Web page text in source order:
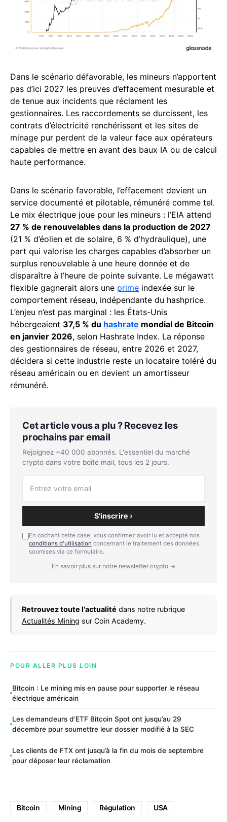
Dans le scénario défavorable, les mineurs n’apportent
pas d’ici 2027 les preuves d’effacement mesurable et
de tenue aux incidents que réclament les
gestionnaires. Les raccordements se durcissent, les
contrats d’électricité renchérissent et les sites de
minage pur perdent de la valeur face aux opérateurs
capables de mettre en avant des baux IA ou de calcul
haute performance.
Dans le scénario favorable, l’effacement devient un
service documenté et pilotable, rémunéré comme tel.
Le mix électrique joue pour les mineurs : l’EIA attend
27 % de renouvelables dans la production de 2027
(21 % d’éolien et de solaire, 6 % d’hydraulique), une
part qui valorise les charges capables d’absorber un
surplus renouvelable à une heure donnée et de
disparaître à l’heure de pointe suivante. Le mégawatt
flexible gagnerait alors une prime indexée sur le
comportement réseau, indépendante du hashprice.
L’enjeu n’est pas marginal : les États-Unis
hébergeaient 37,5 % du hashrate mondial de Bitcoin
en janvier 2026, selon Hashrate Index. La réponse
des gestionnaires de réseau, entre 2026 et 2027,
décidera si cette industrie reste un locataire toléré du
réseau américain ou en devient un amortisseur
rémunéré.
Cet article vous a plu ? Recevez les
prochains par email
Rejoignez +40 000 abonnés. L'essentiel du marché
crypto dans votre boîte mail, tous les 2 jours.
S'inscrire ›
En cochant cette case, vous confirmez avoir lu et accepté nos
conditions d'utilisation concernant le traitement des données
soumises via ce formulaire.
En savoir plus sur notre newsletter crypto →
Retrouvez toute l'actualité dans notre rubrique
Actualités Mining sur Coin Academy.
POUR ALLER PLUS LOIN
Bitcoin : Le mining mis en pause pour supporter le réseau
électrique américain
Les demandeurs d’ETF Bitcoin Spot ont jusqu’au 29
décembre pour soumettre leur dossier modifié à la SEC
Les clients de FTX ont jusqu’à la fin du mois de septembre
pour déposer leur réclamation
Bitcoin Mining Régulation USA